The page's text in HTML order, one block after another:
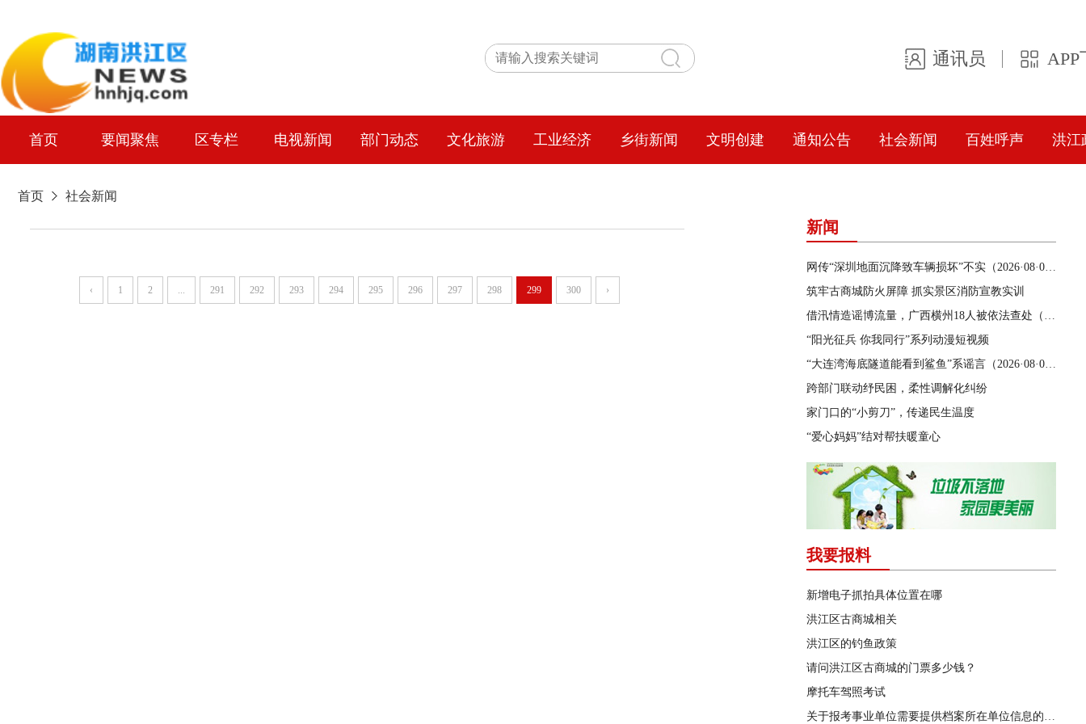
通讯员 APP
首页 要闻聚焦 区专栏 电视新闻 部门动态 文化旅游 工业经济 乡街新闻 文明创建 通知公告 社会新闻 百姓呼声 洪江
首页 社会新闻
‹ 1 2 ... 291 292 293 294 295 296 297 298 299 300 ›
新闻
网传“深圳地面沉降致车辆损坏”不实（2026·08·06）
筑牢古商城防火屏障 抓实景区消防宣教实训
借汛情造谣博流量，广西横州18人被依法查处（2026·08·05）
“阳光征兵 你我同行”系列动漫短视频
“大连湾海底隧道能看到鲨鱼”系谣言（2026·08·04）
跨部门联动纾民困，柔性调解化纠纷
家门口的“小剪刀”，传递民生温度
“爱心妈妈”结对帮扶暖童心
我要报料
新增电子抓拍具体位置在哪
洪江区古商城相关
洪江区的钓鱼政策
请问洪江区古商城的门票多少钱？
摩托车驾照考试
关于报考事业单位需要提供档案所在单位信息的问题